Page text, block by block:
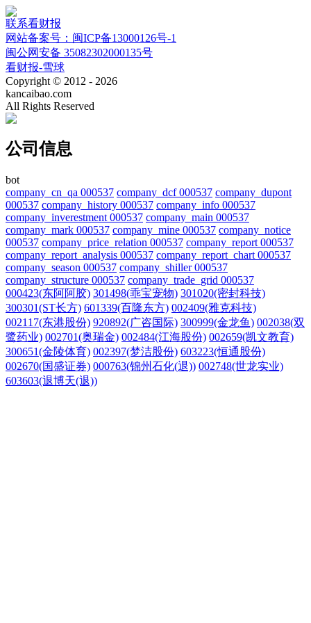
联系看财报
网站备案号：闽ICP备13000126号-1
闽公网安备 35082302000135号
看财报-雪球
Copyright © 2012 - 2026
kancaibao.com
All Rights Reserved
公司信息
bot
company_cn_qa 000537 company_dcf 000537 company_dupont
000537 company_history 000537 company_info 000537
company_inverestment 000537 company_main 000537
company_mark 000537 company_mine 000537 company_notice
000537 company_price_relation 000537 company_report 000537
company_report_analysis 000537 company_report_chart 000537
company_season 000537 company_shiller 000537
company_structure 000537 company_trade_grid 000537
000423(东阿阿胶) 301498(乖宝宠物) 301020(密封科技)
300301(ST长方) 601339(百隆东方) 002409(雅克科技)
002117(东港股份) 920892(广咨国际) 300999(金龙鱼) 002038(双
鹭药业) 002701(奥瑞金) 002484(江海股份) 002659(凯文教育)
300651(金陵体育) 002397(梦洁股份) 603223(恒通股份)
002670(国盛证券) 000763(锦州石化(退)) 002748(世龙实业)
603603(退博天(退))